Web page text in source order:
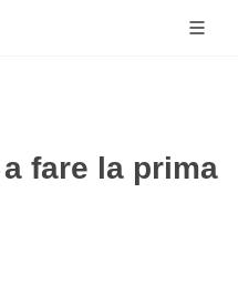
fare la prima